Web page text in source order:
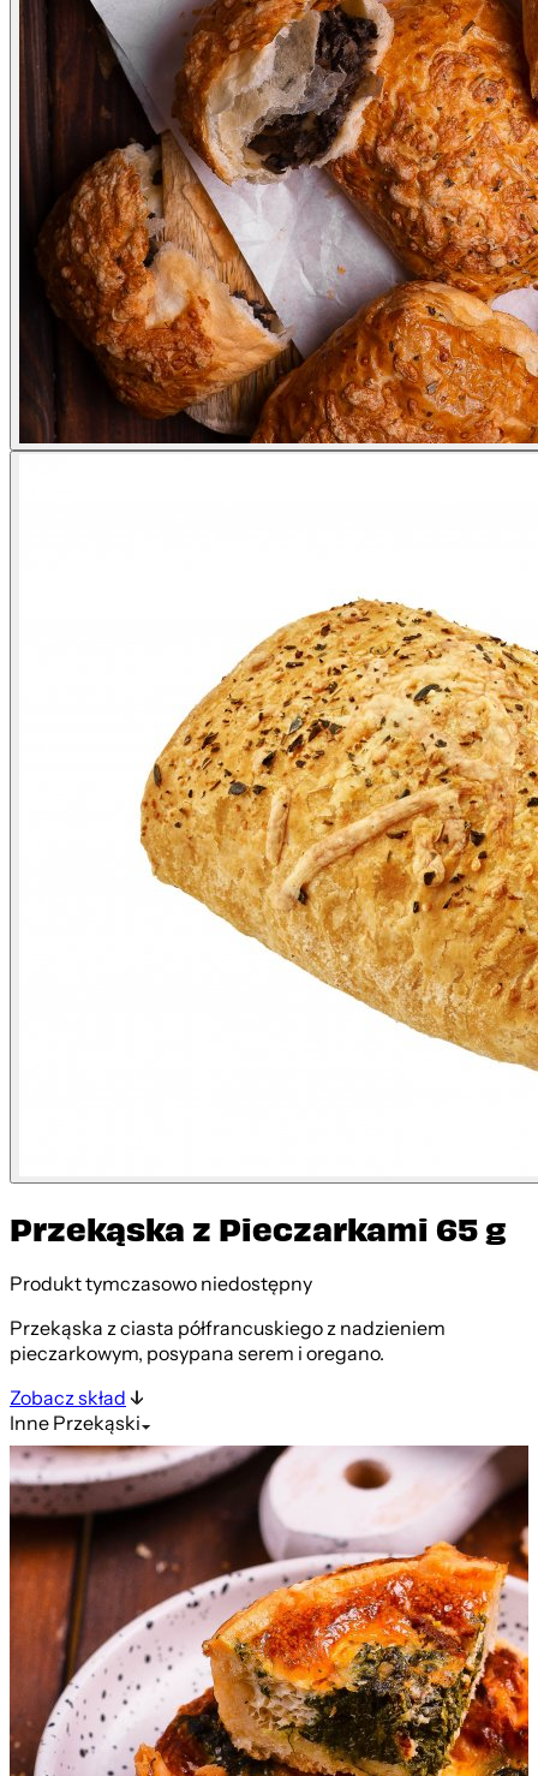
Przekąska z Pieczarkami 65 g
Produkt tymczasowo niedostępny
Przekąska z ciasta półfrancuskiego z nadzieniem
pieczarkowym, posypana serem i oregano.
Zobacz skład
InnePrzekąski